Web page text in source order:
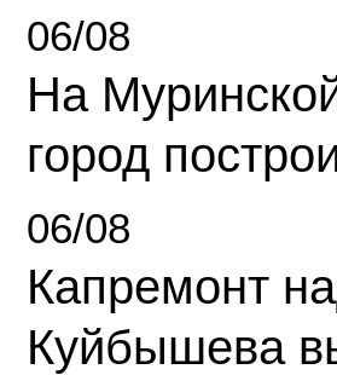
06/08
На
город
06/08
Капремонт
Куйбышева